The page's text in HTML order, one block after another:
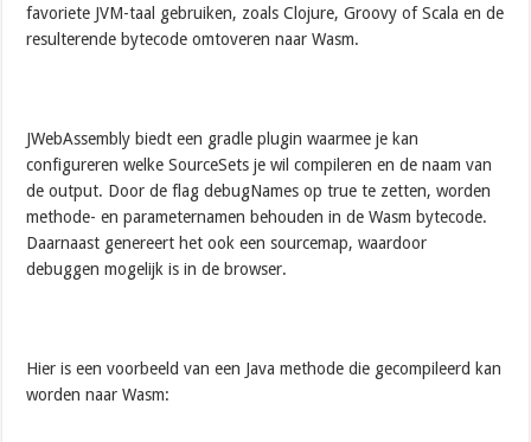
favoriete JVM-taal gebruiken, zoals Clojure, Groovy of Scala en de
resulterende bytecode omtoveren naar Wasm.
JWebAssembly biedt een gradle plugin waarmee je kan
configureren welke SourceSets je wil compileren en de naam van
de output. Door de flag debugNames op true te zetten, worden
methode- en parameternamen behouden in de Wasm bytecode.
Daarnaast genereert het ook een sourcemap, waardoor
debuggen mogelijk is in de browser.
Hier is een voorbeeld van een Java methode die gecompileerd kan
worden naar Wasm: